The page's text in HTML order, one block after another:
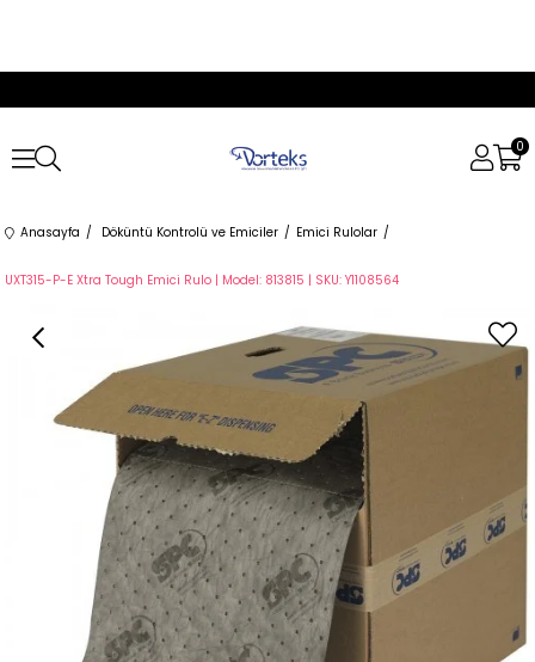
0
Anasayfa Döküntü Kontrolü ve Emiciler Emici Rulolar
UXT315-P-E Xtra Tough Emici Rulo | Model: 813815 | SKU: Y1108564